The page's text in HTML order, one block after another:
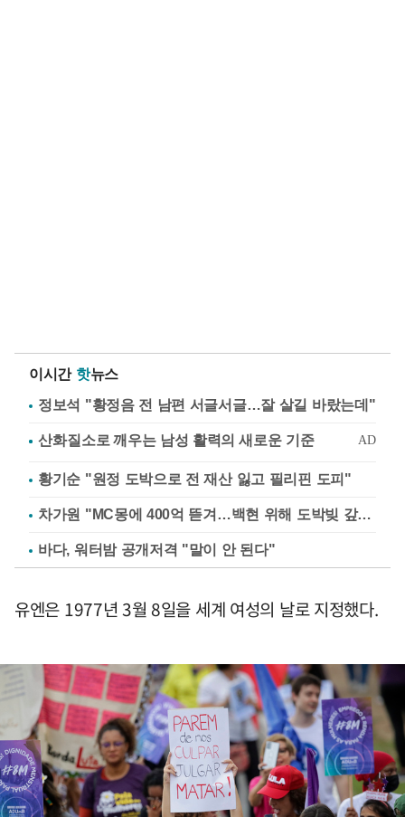
이시간 핫뉴스
정보석 "황정음 전 남편 서글서글…잘 살길 바랐는데"
황기순 "원정 도박으로 전 재산 잃고 필리핀 도피"
차가원 "MC몽에 400억 뜯겨…백현 위해 도박빚 갚아줘"
바다, 워터밤 공개저격 "말이 안 된다"
유엔은 1977년 3월 8일을 세계 여성의 날로 지정했다.